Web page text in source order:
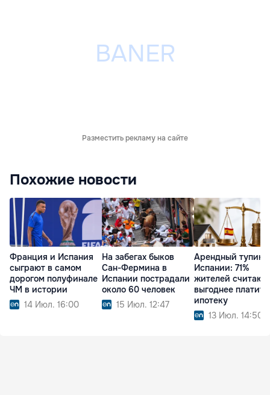
Разместить рекламу на сайте
Похожие новости
Франция и Испания
сыграют в самом
дорогом полуфинале
ЧМ в истории
14 Июл. 16:00
На забегах быков
Сан-Фермина в
Испании пострадали
около 60 человек
15 Июл. 12:47
Арендный тупик в
Испании: 71%
жителей
выгоднее платить
ипотеку
13 Июл. 14:50